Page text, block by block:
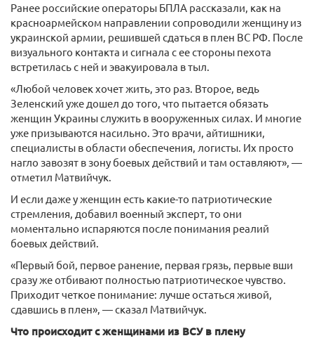
Ранее российские операторы БПЛА рассказали, как на
красноармейском направлении сопроводили женщину из
украинской армии, решившей сдаться в плен ВС РФ. После
визуального контакта и сигнала с ее стороны пехота
встретилась с ней и эвакуировала в тыл.
«Любой человек хочет жить, это раз. Второе, ведь
Зеленский уже дошел до того, что пытается обязать
женщин Украины служить в вооруженных силах. И многие
уже призываются насильно. Это врачи, айтишники,
специалисты в области обеспечения, логисты. Их просто
нагло завозят в зону боевых действий и там оставляют», —
отметил Матвийчук.
И если даже у женщин есть какие-то патриотические
стремления, добавил военный эксперт, то они
моментально испаряются после понимания реалий
боевых действий.
«Первый бой, первое ранение, первая грязь, первые вши
сразу же отбивают полностью патриотическое чувство.
Приходит четкое понимание: лучше остаться живой,
сдавшись в плен», — сказал Матвийчук.
Что происходит с женщинами из ВСУ в плену